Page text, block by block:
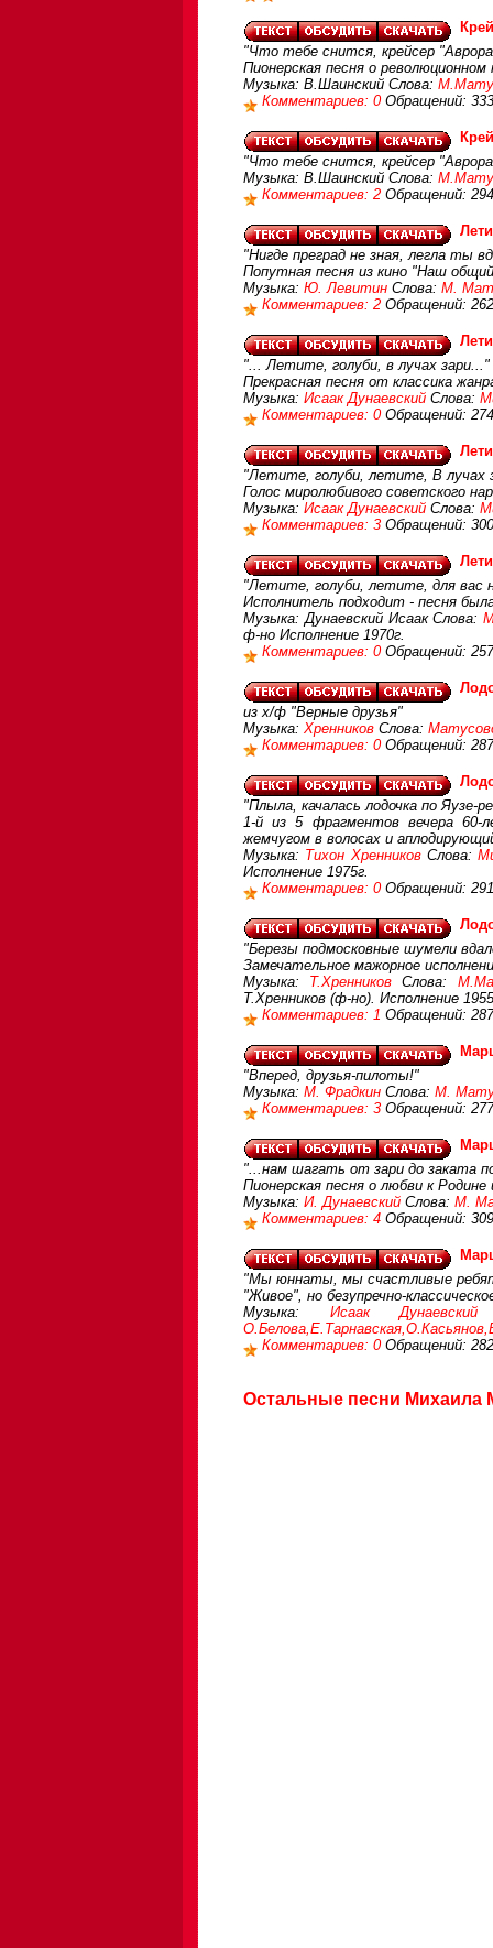
"Что тебе снится, крейсер
Пионерская песня о революционном
Музыка: В.Шаинский Слова:
Комментариев: 0 Обращений:
"Что тебе снится, крейсер
Музыка: В.Шаинский Слова:
Комментариев: 2 Обращений:
"Нигде преград не зная, легла ты
Попутная песня из кино "Наш
Музыка: Ю. Левитин Слова: М.
Комментариев: 2 Обращений:
"... Летите, голуби, в лучах зари..."
Прекрасная песня от классика
Музыка: Исаак Дунаевский Слова:
Комментариев: 0 Обращений:
"Летите, голуби, летите, В лучах
Голос миролюбивого советского
Музыка: Исаак Дунаевский Слова:
Комментариев: 3 Обращений:
"Летите, голуби, летите, для вас
Исполнитель подходит - песня
Музыка: Дунаевский Исаак Слова:
ф-но Исполнение 1970г.
Комментариев: 0 Обращений:
из х/ф "Верные друзья"
Музыка: Хренников Слова:
Комментариев: 0 Обращений:
"Плыла, качалась лодочка по Яузе-
1-й из 5 фрагментов вечера 60-
жемчугом в волосах и
Музыка: Тихон ХренниковСлова:
Исполнение 1975г.
Комментариев: 0 Обращений:
"Березы подмосковные шумели
Замечательное мажорное
Музыка: Т.Хренников Слова:
Т.Хренников (ф-но). Исполнение
Комментариев: 1 Обращений:
"Вперед, друзья-пилоты!"
Музыка: М. Фрадкин Слова: М.
Комментариев: 3 Обращений:
"...нам шагать от зари до заката
Пионерская песня о любви к
Музыка: И. Дунаевский Слова: М.
Комментариев: 4 Обращений:
"Мы юннаты, мы счастливые
"Живое", но безупречно-
Музыка: Исаак Дунаевский
Комментариев: 0 Обращений:
Остальные песни Михаила